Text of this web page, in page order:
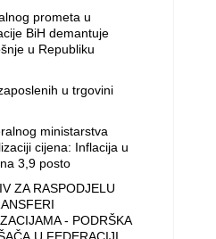
prometa u
BiH demantuje
u Republiku
u trgovini
ministarstva
cijena: Inflacija u
3,9 posto
ZA RASPODJELU
- PODRŠKA